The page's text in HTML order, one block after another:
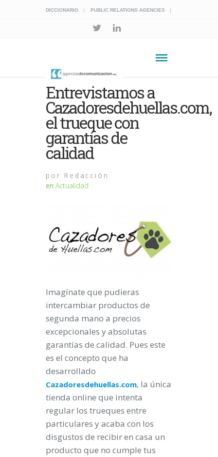
DICCIONARIO PUBLIC RELATIONS AGENCIES
Entrevistamos a
Cazadoresdehuellas.com,
el trueque con
garantías de
calidad
por Redacción
en Actualidad
Imagínate que pudieras
intercambiar productos de
segunda mano a precios
excepcionales y absolutas
garantías de calidad. Pues este
es el concepto que ha
desarrollado
Cazadoresdehuellas.com, la única
tienda online que intenta
regular los trueques entre
particulares y acaba con los
disgustos de recibir en casa un
producto que no cumple tus